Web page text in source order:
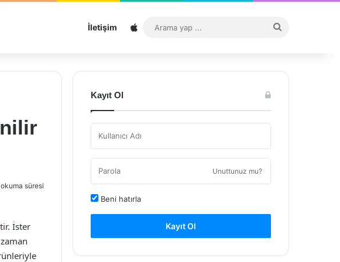
İletişim Sitemap
...
süresi
İster
Kayıt Ol
Unuttunuz mu?
Beni hatırla
Kayıt Ol